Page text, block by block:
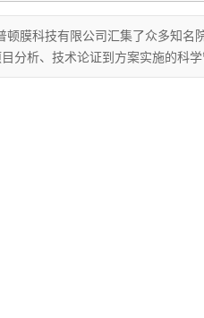
顿膜科技有限公司汇集了众多知名
分析、技术论证到方案实施的科学